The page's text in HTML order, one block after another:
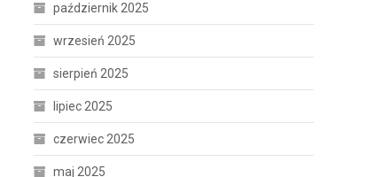
październik 2025
wrzesień 2025
sierpień 2025
lipiec 2025
czerwiec 2025
maj 2025